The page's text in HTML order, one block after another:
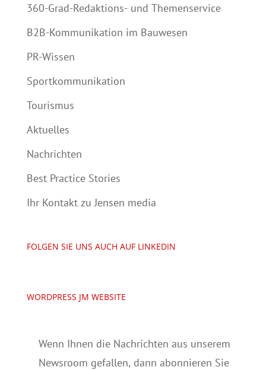
360-Grad-Redaktions- und Themenservice
B2B-Kommunikation im Bauwesen
PR-Wissen
Sportkommunikation
Tourismus
Aktuelles
Nachrichten
Best Practice Stories
Ihr Kontakt zu Jensen media
FOLGEN SIE UNS AUCH AUF LINKEDIN
WORDPRESS JM WEBSITE
Wenn Ihnen die Nachrichten aus unserem
Newsroom gefallen, dann abonnieren Sie